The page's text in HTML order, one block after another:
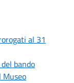
al 31
bando